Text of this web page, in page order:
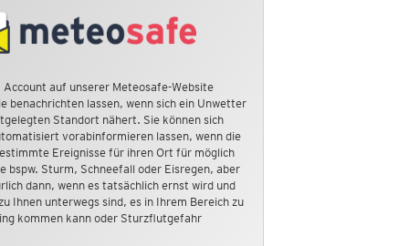
Account auf unserer Meteosafe-Website
benachrichten lassen, wenn sich ein Unwetter
Standort nähert. Sie können sich
vorabinformieren lassen, wenn die
Ereignisse für ihren Ort für möglich
bspw. Sturm, Schneefall oder Eisregen, aber
dann, wenn es tatsächlich ernst wird und
Ihnen unterwegs sind, es in Ihrem Bereich zu
kommen kann oder Sturzflutgefahr